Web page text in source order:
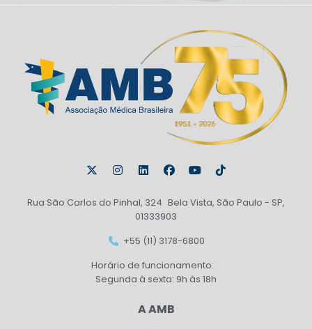
Rua São Carlos do Pinhal, 324 Bela Vista, São Paulo - SP,
01333903
+55 (11) 3178-6800
Horário de funcionamento:
Segunda à sexta: 9h às 18h
A AMB